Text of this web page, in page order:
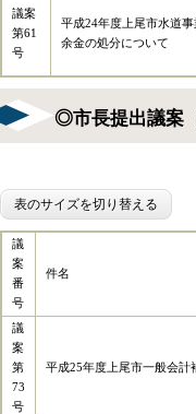
議案
第61
号
平成24年度上尾市水道
余金の処分について
◎市長提出議案
表のサイズを切り替える
議
案
番
号
件名
議
案
第
73
号
平成25年度上尾市一般会計